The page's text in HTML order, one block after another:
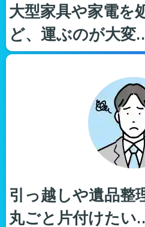
大型家具や家電を
ど、運ぶのが大変
引っ越しや遺品整
丸ごと片付けたい